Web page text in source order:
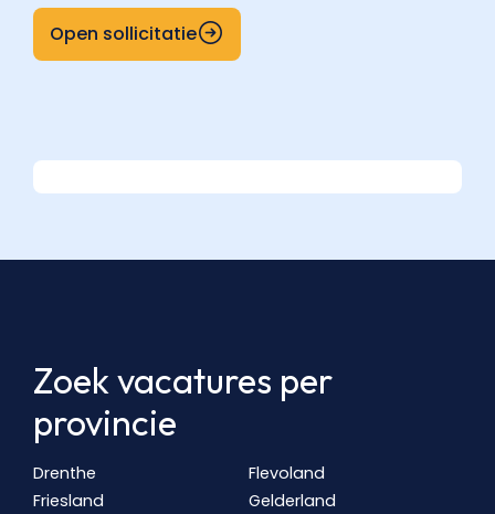
Open sollicitatie
Zoek vacatures per
provincie
Drenthe
Flevoland
Friesland
Gelderland